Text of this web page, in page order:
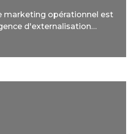
marketing opérationnel est
d'externalisation